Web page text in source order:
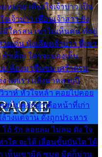
หมาย เคียงใจเจ้าบ่าว เป็น
เจ้าบ่าว เพื่อนเจ้าสาว ยัง
ใครสน เขาไม่เห็นคน ที่อยู่
ยเด่น นั่งเคียงเจ้าบ่าว ที่เขา
ลำเค็ญ ใครจะมองเห็น
ม ต้องมาขื่นขม เศร้าตรม
แต่เรา แล้งมาหลายปี
วาห์ หัวใจหล้า คอยไปคอย
ยไปคอยมา คือหน้าที่เก่า
างแต่จาน ดั่งถูกประหาร
อ้ รัก ลอยลม ไม่สม ดัง ใจ
ใด จะได้ เลื่อนขั้นบันได ได้
เห็นเขามีคู่ ซมดู มีคู่ก็ม่วน